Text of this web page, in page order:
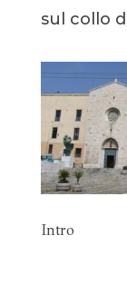
sul collo
Intro